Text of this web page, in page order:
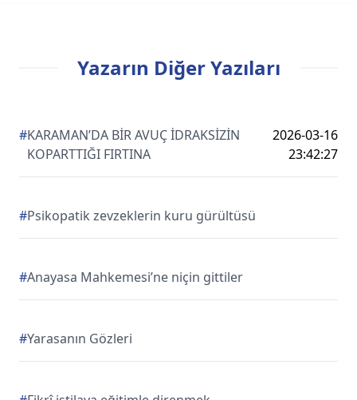
Yazarın Diğer Yazıları
#KARAMAN’DA BİR AVUÇ İDRAKSİZİN
KOPARTTIĞI FIRTINA
2026-03-16
23:42:27
#Psikopatik zevzeklerin kuru gürültüsü
#Anayasa Mahkemesi’ne niçin gittiler
#Yarasanın Gözleri